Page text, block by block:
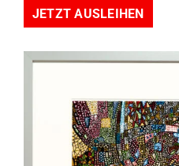
JETZT AUSLEIHEN